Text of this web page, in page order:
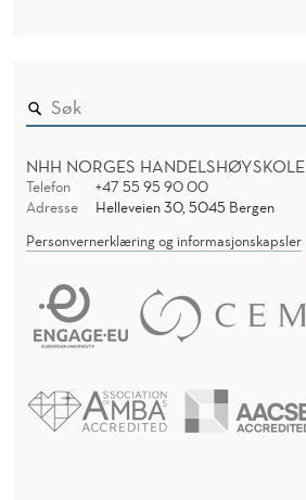
NHH NORGES HANDELSHØYSKOLE
Telefon
+47 55 95 90 00
Adresse
Helleveien 30, 5045 Bergen
Personvernerklæring og informasjonskapsler